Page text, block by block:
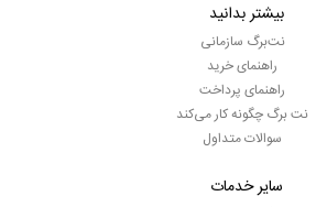
بیشتر بدانید
نت‌برگ سازمانی
راهنمای خرید
راهنمای پرداخت
نت برگ چگونه کار می‌کند
سوالات متداول
سایر خدمات